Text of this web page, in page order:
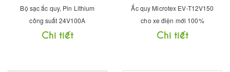
Bộ sạc ắc quy, Pin Lithium
công suất 24V100A
Chi tiết
Ắc quy Microtex EV-T12V150
cho xe điện mới 100%
Chi tiết